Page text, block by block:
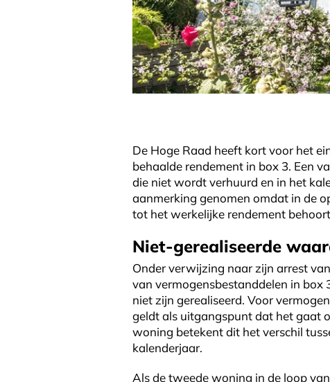
De Hoge Raad heeft kort voor het
behaalde rendement in box 3. Een
die niet wordt verhuurd en in het
aanmerking genomen omdat in de
tot het werkelijke rendement
Niet-gerealiseerde
Onder verwijzing naar zijn arrest
van vermogensbestanddelen in
niet zijn gerealiseerd. Voor
geldt als uitgangspunt dat het gaat
woning betekent dit het verschil
kalenderjaar.
Als de tweede woning in de loop